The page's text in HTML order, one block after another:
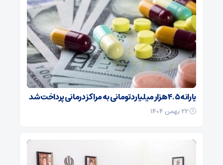
یارانه ۴.۵ هزار میلیارد تومانی به مراکز درمانی پرداخت شد